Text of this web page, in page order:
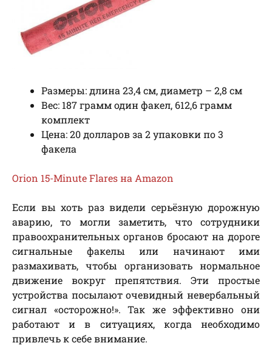
Размеры: длина 23,4 см, диаметр – 2,8 см
Вес: 187 грамм один факел, 612,6 грамм
комплект
Цена: 20 долларов за 2 упаковки по 3
факела
Orion 15-Minute Flares на Amazon
Если вы хоть раз видели серьёзную дорожную
аварию, то могли заметить, что сотрудники
правоохранительных органов бросают на дороге
сигнальные факелы или начинают ими
размахивать, чтобы организовать нормальное
движение вокруг препятствия. Эти простые
устройства посылают очевидный невербальный
сигнал «осторожно!». Так же эффективно они
работают и в ситуациях, когда необходимо
привлечь к себе внимание.